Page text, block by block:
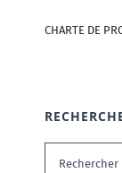
CHARTE DE
Rechercher: